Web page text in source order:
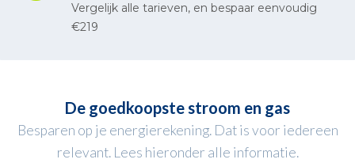
Vergelijk alle tarieven, en bespaar eenvoudig
€219
De goedkoopste stroom en gas
Besparen op je energierekening. Dat is voor iedereen
relevant. Lees hieronder alle informatie.